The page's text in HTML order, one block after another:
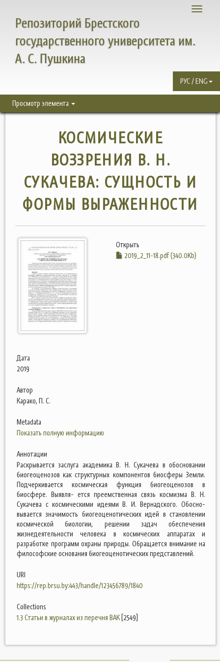
Toggle
Репозиторий Брестского
государственного университета им.
А. С. Пушкина
РУС / ENG
Просмотр элемента
КОСМИЧЕСКИЕ
ВОЗЗРЕНИЯ В. Н.
СУКАЧЕВА: СУЩНОСТЬ И
ФОРМЫ ВЫРАЖЕННОСТИ
Открыть
2019_2_11-18.pdf (340.0Kb)
Дата
2019
Автор
Карако, П. С.
Metadata
Показать полную информацию
Аннотации
Раскрывается заслуга академика В. Н. Сукачева в обосновании
биогеоценозов как структурных компонентов биосферы Земли.
Подчеркивается космическая функция биогеоценозов в
биосфере. Выявля- ется преемственная связь космизма В. Н.
Сукачева с космическими идеями В. И. Вернадского. Обосно-
вывается значимость биогеоценотических идей в становлении
космической биологии, решении задач обеспечения
жизнедеятельности человека в космических аппаратах и
разработке программ охраны природы. Обращается внимание на
философские основания биогеоценотических представлений.
URI
https://rep.brsu.by:443/handle/123456789/1840
Collections
1.3 Статьи в журналах из перечня ВАК [2549]